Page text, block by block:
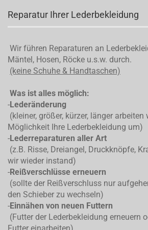
Reparatur Ihrer Lederbekleidung
Wir führen Reparaturen an
Mäntel, Hosen, Röcke u.s.w. durch.
(keine Schuhe & Handtaschen)
Was ist alles möglich:
-Lederänderung
(kleiner, größer, kürzer, länger arbeiten
Möglichkeit Ihre Lederbekleidung um)
-Lederreparaturen aller Art
(z.B. Risse, Dreiangel, Druckknöpfe,
wir wieder instand)
-Reißverschlüsse erneuern
(sollte der Reißverschluss nur
den Schieber zu wechseln)
-Einnähen von neuen Futtern
(Futter der Lederbekleidung erneuern
Futter einarbeiten)